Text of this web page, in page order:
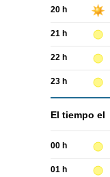
20 h
21 h
22 h
23 h
El tiempo el
00 h
01 h